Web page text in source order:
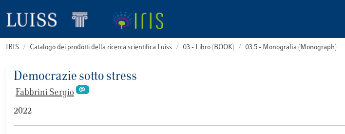
IRIS Catalogo dei prodotti della ricerca scientifica Luiss 03 - Libro (BOOK) 03.5 - Monografia (Monograph)
Democrazie sotto stress
Fabbrini Sergio
2022